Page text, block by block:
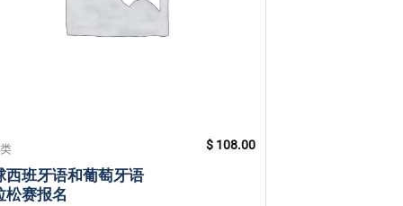
西班牙语和葡萄牙语
松赛报名
$ 108.00